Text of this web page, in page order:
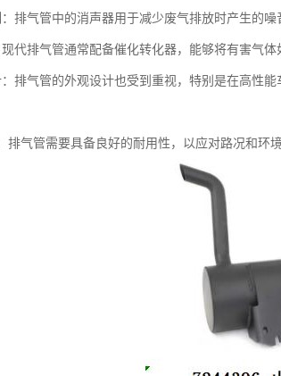
排气管中的消声器用于减少废气排放时产生的噪
代排气管通常配备催化转化器，能够将有害气体
排气管的外观设计也受到重视，特别是在高性
排气管需要具备良好的耐用性，以应对路况和环